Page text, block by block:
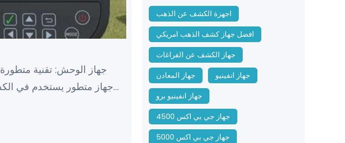
جهاز الوحش: تقنية
جهاز متطور يستخدم في الكشف عن الذهب والمعادن الثمينة بكفاءة عالية. يعتبر هذا الج…
اجهزة الكشف عن الذهب
افضل جهاز كشف الذهب امريكي
جهاز الكشف عن الفراغات
جهاز المعادن
جهاز انفينيو
جهاز انفينيو برو
جهاز جي بي اكس 4500
جهاز جي بي اكس 5000